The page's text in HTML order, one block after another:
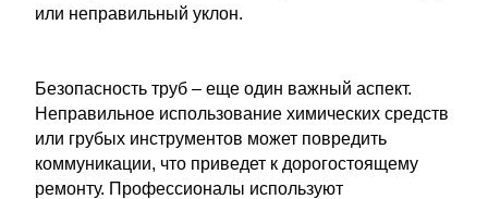
или неправильный уклон.
Безопасность труб – еще один важный аспект.
Неправильное использование химических средств
или грубых инструментов может повредить
коммуникации, что приведет к дорогостоящему
ремонту. Профессионалы используют